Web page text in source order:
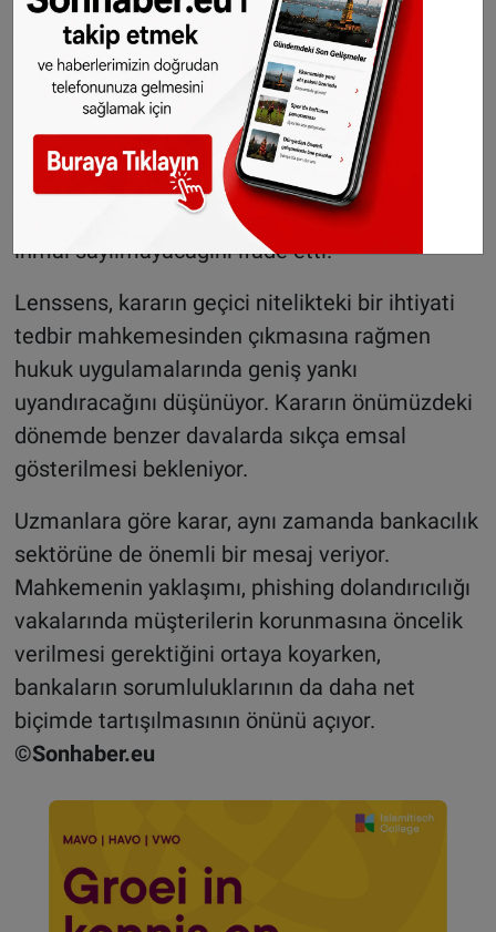
kaçınıyordu. Mahkeme ise ispat yükünün
bankada olduğuna hükmetti.
Uzman avukat, phishing vakalarında ağır
ihmalin oldukça istisnai bir durum olduğunu
belirterek, dolandırıcıların yönlendirmesiyle
güvenlik kodu paylaşmanın tek başına ağır
ihmal sayılmayacağını ifade etti.
Lenssens, kararın geçici nitelikteki bir ihtiyati
tedbir mahkemesinden çıkmasına rağmen
hukuk uygulamalarında geniş yankı
uyandıracağını düşünüyor. Kararın önümüzdeki
dönemde benzer davalarda sıkça emsal
gösterilmesi bekleniyor.
Uzmanlara göre karar, aynı zamanda bankacılık
sektörüne de önemli bir mesaj veriyor.
Mahkemenin yaklaşımı, phishing dolandırıcılığı
vakalarında müşterilerin korunmasına öncelik
verilmesi gerektiğini ortaya koyarken,
bankaların sorumluluklarının da daha net
biçimde tartışılmasının önünü açıyor.
©Sonhaber.eu